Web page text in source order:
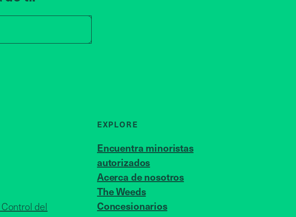
zip code, address, or store name
del
EXPLORE
Encuentra minoristas
autorizados
Acerca de nosotros
The Weeds
Concesionarios